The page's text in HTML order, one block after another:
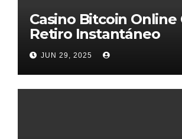
Casino Bitcoin Online
Retiro Instantáneo
JUN 29, 2025